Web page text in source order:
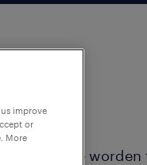
opgeleid te worden
improve
or
More